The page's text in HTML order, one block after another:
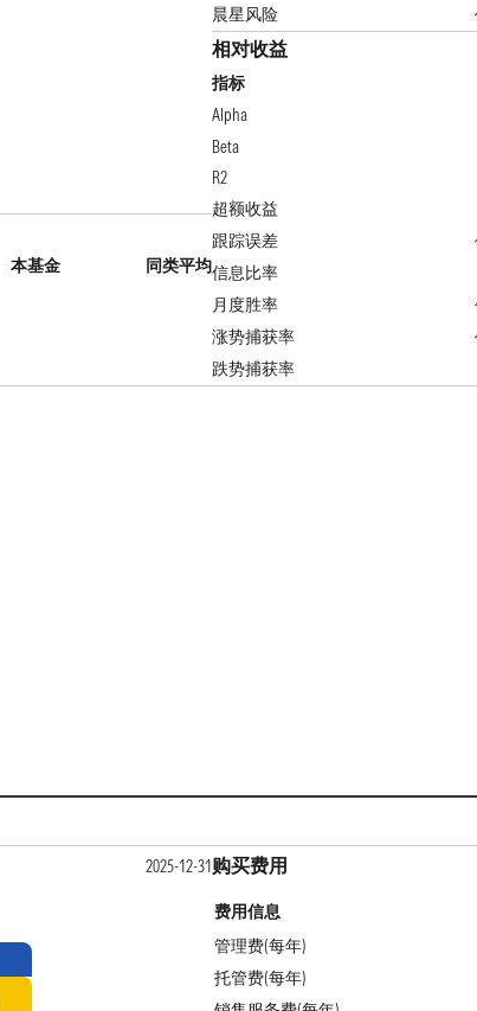
本基金 同类平均
晨星风险
相对收益
指标
Alpha
Beta
R2
超额收益
跟踪误差
信息比率
月度胜率
涨势捕获率
跌势捕获率
2025-12-31购买费用
费用信息
管理费(每年)
托管费(每年)